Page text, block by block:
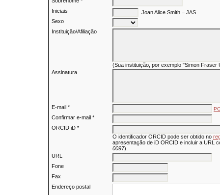
Iniciais
Joan Alice Smith = JAS
Sexo
Instituição/Afiliação
(Sua instituição, por exemplo "Simon Fraser
Assinatura
E-mail *
Confirmar e-mail *
ORCID iD *
O identificador ORCID pode ser obtido no
apresentação de iD ORCID e incluir a URL
0097).
URL
Fone
Fax
Endereço postal